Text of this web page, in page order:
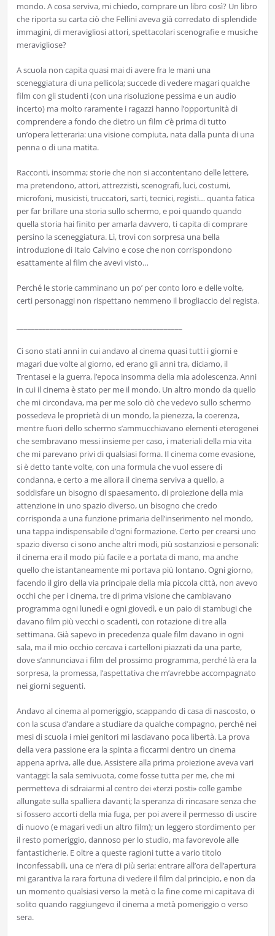
mondo. A cosa serviva, mi chiedo, comprare un libro così? Un libro
che riporta su carta ciò che Fellini aveva già corredato di splendide
immagini, di meravigliosi attori, spettacolari scenografie e musiche
meravigliose?
A scuola non capita quasi mai di avere fra le mani una
sceneggiatura di una pellicola; succede di vedere magari qualche
film con gli studenti (con una risoluzione pessima e un audio
incerto) ma molto raramente i ragazzi hanno l’opportunità di
comprendere a fondo che dietro un film c’è prima di tutto
un’opera letteraria: una visione compiuta, nata dalla punta di una
penna o di una matita.
Racconti, insomma; storie che non si accontentano delle lettere,
ma pretendono, attori, attrezzisti, scenografi, luci, costumi,
microfoni, musicisti, truccatori, sarti, tecnici, registi… quanta fatica
per far brillare una storia sullo schermo, e poi quando quando
quella storia hai finito per amarla davvero, ti capita di comprare
persino la sceneggiatura. Lì, trovi con sorpresa una bella
introduzione di Italo Calvino e cose che non corrispondono
esattamente al film che avevi visto…
Perché le storie camminano un po’ per conto loro e delle volte,
certi personaggi non rispettano nemmeno il brogliaccio del regista.
Ci sono stati anni in cui andavo al cinema quasi tutti i giorni e
magari due volte al giorno, ed erano gli anni tra, diciamo, il
Trentasei e la guerra, l’epoca insomma della mia adolescenza. Anni
in cui il cinema è stato per me il mondo. Un altro mondo da quello
che mi circondava, ma per me solo ciò che vedevo sullo schermo
possedeva le proprietà di un mondo, la pienezza, la coerenza,
mentre fuori dello schermo s’ammucchiavano elementi eterogenei
che sembravano messi insieme per caso, i materiali della mia vita
che mi parevano privi di qualsiasi forma. Il cinema come evasione,
si è detto tante volte, con una formula che vuol essere di
condanna, e certo a me allora il cinema serviva a quello, a
soddisfare un bisogno di spaesamento, di proiezione della mia
attenzione in uno spazio diverso, un bisogno che credo
corrisponda a una funzione primaria dell’inserimento nel mondo,
una tappa indispensabile d’ogni formazione. Certo per crearsi uno
spazio diverso ci sono anche altri modi, più sostanziosi e personali:
il cinema era il modo più facile e a portata di mano, ma anche
quello che istantaneamente mi portava più lontano. Ogni giorno,
facendo il giro della via principale della mia piccola città, non avevo
occhi che per i cinema, tre di prima visione che cambiavano
programma ogni lunedì e ogni giovedì, e un paio di stambugi che
davano film più vecchi o scadenti, con rotazione di tre alla
settimana. Già sapevo in precedenza quale film davano in ogni
sala, ma il mio occhio cercava i cartelloni piazzati da una parte,
dove s’annunciava i film del prossimo programma, perché là era la
sorpresa, la promessa, l’aspettativa che m’avrebbe accompagnato
nei giorni seguenti.
Andavo al cinema al pomeriggio, scappando di casa di nascosto, o
con la scusa d’andare a studiare da qualche compagno, perché nei
mesi di scuola i miei genitori mi lasciavano poca libertà. La prova
della vera passione era la spinta a ficcarmi dentro un cinema
appena apriva, alle due. Assistere alla prima proiezione aveva vari
vantaggi: la sala semivuota, come fosse tutta per me, che mi
permetteva di sdraiarmi al centro dei «terzi posti» colle gambe
allungate sulla spalliera davanti; la speranza di rincasare senza che
si fossero accorti della mia fuga, per poi avere il permesso di uscire
di nuovo (e magari vedi un altro film); un leggero stordimento per
il resto pomeriggio, dannoso per lo studio, ma favorevole alle
fantasticherie. E oltre a queste ragioni tutte a vario titolo
inconfessabili, una ce n’era di più seria: entrare all’ora dell’apertura
mi garantiva la rara fortuna di vedere il film dal principio, e non da
un momento qualsiasi verso la metà o la fine come mi capitava di
solito quando raggiungevo il cinema a metà pomeriggio o verso
sera.